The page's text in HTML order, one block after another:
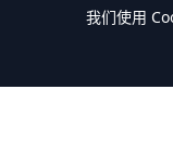
探索祭典与
获取日本
我们使用